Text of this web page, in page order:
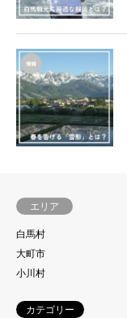
エリア
白馬村
大町市
小川村
カテゴリー